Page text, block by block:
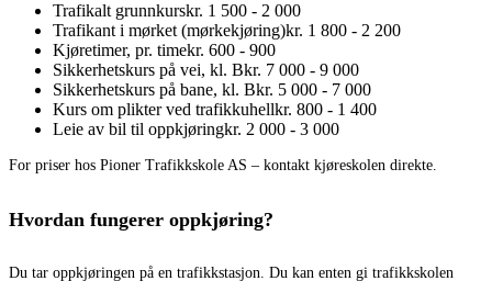
Trafikalt grunnkurskr. 1 500 - 2 000
Trafikant i mørket (mørkekjøring)kr. 1 800 - 2 200
Kjøretimer, pr. timekr. 600 - 900
Sikkerhetskurs på vei, kl. Bkr. 7 000 - 9 000
Sikkerhetskurs på bane, kl. Bkr. 5 000 - 7 000
Kurs om plikter ved trafikkuhellkr. 800 - 1 400
Leie av bil til oppkjøringkr. 2 000 - 3 000
For priser hos Pioner Trafikkskole AS – kontakt kjøreskolen direkte.
Hvordan fungerer oppkjøring?
Du tar oppkjøringen på en trafikkstasjon. Du kan enten gi trafikkskolen